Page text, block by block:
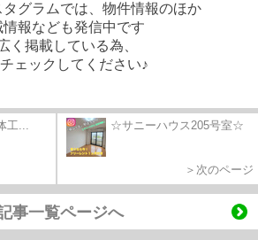
グラムでは、物件情報のほか
情報なども発信中です
く掲載している為、
ェックしてください♪
工... ☆サニーハウス205号室☆
＞次のページ
事一覧ページへ